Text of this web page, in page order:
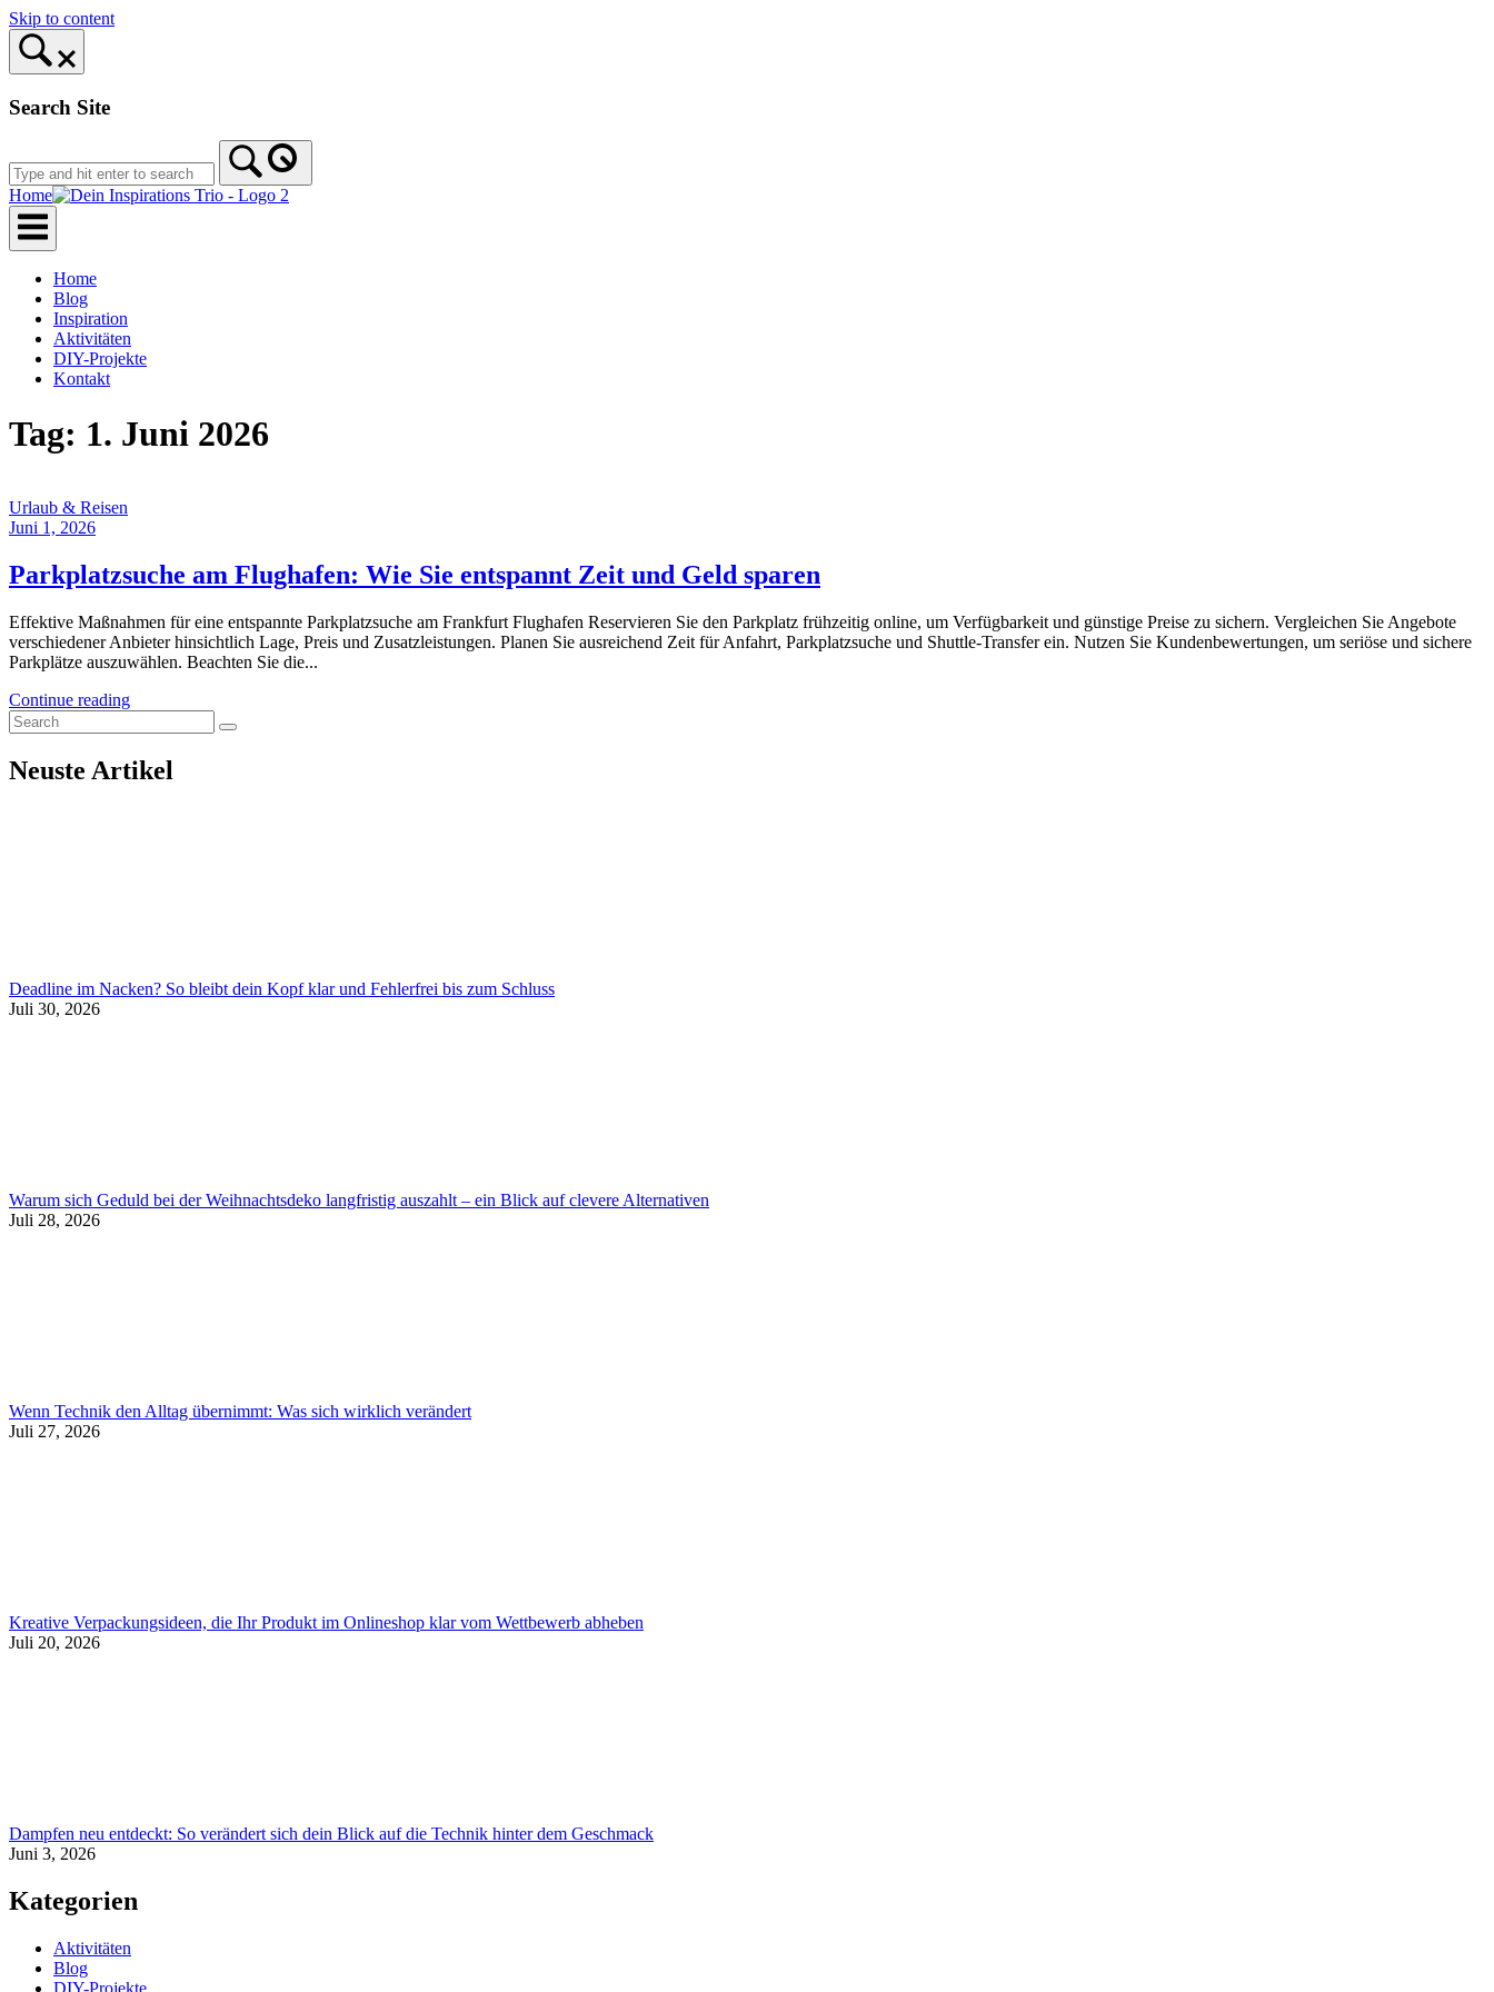
Skip to content
Search Site
Home
Home
Blog
Inspiration
Aktivitäten
DIY-Projekte
Kontakt
Tag: 1. Juni 2026
Urlaub & Reisen
Juni 1, 2026
Parkplatzsuche am Flughafen: Wie Sie entspannt Zeit und Geld sparen
Effektive Maßnahmen für eine entspannte Parkplatzsuche am Frankfurt Flughafen Reservieren Sie den Parkplatz frühzeitig online, um Verfügbarkeit und günstige Preise zu sichern. Vergleichen Sie Angebote
verschiedener Anbieter hinsichtlich Lage, Preis und Zusatzleistungen. Planen Sie ausreichend Zeit für Anfahrt, Parkplatzsuche und Shuttle-Transfer ein. Nutzen Sie Kundenbewertungen, um seriöse und sichere
Parkplätze auszuwählen. Beachten Sie die...
Continue reading
Neuste Artikel
Deadline im Nacken? So bleibt dein Kopf klar und Fehlerfrei bis zum Schluss
Juli 30, 2026
Warum sich Geduld bei der Weihnachtsdeko langfristig auszahlt – ein Blick auf clevere Alternativen
Juli 28, 2026
Wenn Technik den Alltag übernimmt: Was sich wirklich verändert
Juli 27, 2026
Kreative Verpackungsideen, die Ihr Produkt im Onlineshop klar vom Wettbewerb abheben
Juli 20, 2026
Dampfen neu entdeckt: So verändert sich dein Blick auf die Technik hinter dem Geschmack
Juni 3, 2026
Kategorien
Aktivitäten
Blog
DIY-Projekte